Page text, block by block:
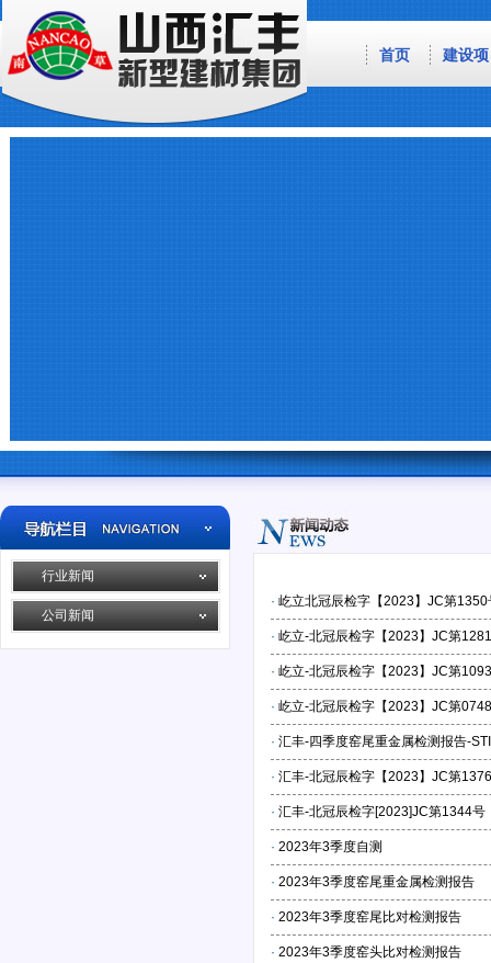
首页 建设
行业新闻
公司新闻
· 屹立北冠辰检字【2023】JC第
· 屹立-北冠辰检字【2023】JC第
· 屹立-北冠辰检字【2023】JC第
· 屹立-北冠辰检字【2023】JC第
· 汇丰-四季度窑尾重金属检测报告-
· 汇丰-北冠辰检字【2023】JC第
· 汇丰-北冠辰检字[2023]JC第1344号
· 2023年3季度自测
· 2023年3季度窑尾重金属检测报告
· 2023年3季度窑尾比对检测报告
· 2023年3季度窑头比对检测报告